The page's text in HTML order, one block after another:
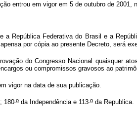
entrou em vigor em 5 de outubro de 2001,
República Federativa do Brasil e a
por cópia ao presente Decreto, será
do Congresso Nacional quaisquer
ou compromissos gravosos ao
vigor na data de sua publicação.
180 o da Independência e 113 o da Republica.